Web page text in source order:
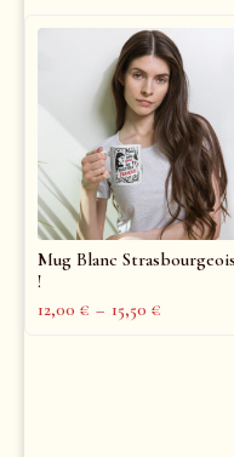
Mug Blanc
!
12,00 € – 15,50 €